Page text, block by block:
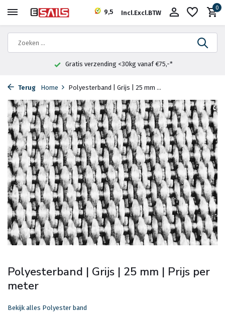
9,5 Incl.Excl.BTW
0
Gratis verzending <30kg vanaf €75,-*
Terug Home Polyesterband | Grijs | 25 mm ...
Polyesterband | Grijs | 25 mm | Prijs per
meter
Bekijk alles Polyester band